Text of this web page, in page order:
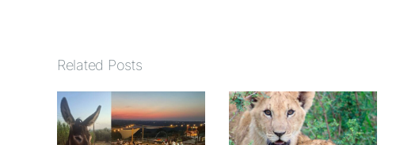
Related Posts